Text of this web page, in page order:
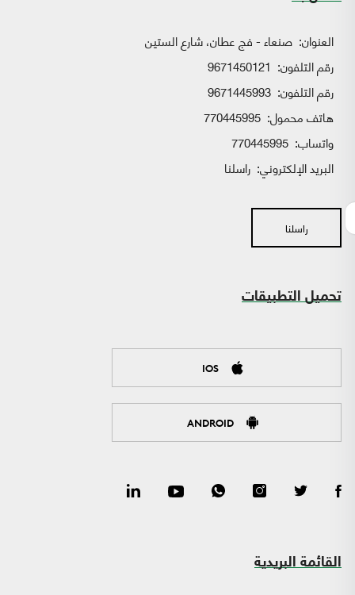
العنوان: صنعاء - فج عطان، شارع الستين
رقم التلفون: 9671450121
رقم التلفون: 9671445993
هاتف محمول: 770445995
واتساب:
البريد الإلكتروني: راسلنا
راسلنا
تحميل التطبيقات
IOS
ANDROID
القائمة البريدية